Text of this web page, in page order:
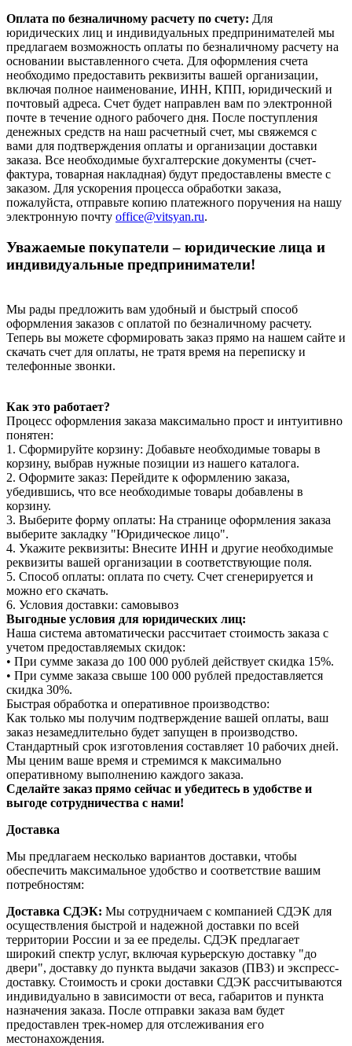
Оплата по безналичному расчету по счету: Для
юридических лиц и индивидуальных предпринимателей мы
предлагаем возможность оплаты по безналичному расчету на
основании выставленного счета. Для оформления счета
необходимо предоставить реквизиты вашей организации,
включая полное наименование, ИНН, КПП, юридический и
почтовый адреса. Счет будет направлен вам по электронной
почте в течение одного рабочего дня. После поступления
денежных средств на наш расчетный счет, мы свяжемся с
вами для подтверждения оплаты и организации доставки
заказа. Все необходимые бухгалтерские документы (счет-
фактура, товарная накладная) будут предоставлены вместе с
заказом. Для ускорения процесса обработки заказа,
пожалуйста, отправьте копию платежного поручения на нашу
электронную почту office@vitsyan.ru.
Уважаемые покупатели – юридические лица и
индивидуальные предприниматели!
Мы рады предложить вам удобный и быстрый способ
оформления заказов с оплатой по безналичному расчету.
Теперь вы можете сформировать заказ прямо на нашем сайте и
скачать счет для оплаты, не тратя время на переписку и
телефонные звонки.
Как это работает?
Процесс оформления заказа максимально прост и интуитивно
понятен:
1. Сформируйте корзину: Добавьте необходимые товары в
корзину, выбрав нужные позиции из нашего каталога.
2. Оформите заказ: Перейдите к оформлению заказа,
убедившись, что все необходимые товары добавлены в
корзину.
3. Выберите форму оплаты: На странице оформления заказа
выберите закладку "Юридическое лицо".
4. Укажите реквизиты: Внесите ИНН и другие необходимые
реквизиты вашей организации в соответствующие поля.
5. Способ оплаты: оплата по счету. Счет сгенерируется и
можно его скачать.
6. Условия доставки: самовывоз
Выгодные условия для юридических лиц:
Наша система автоматически рассчитает стоимость заказа с
учетом предоставляемых скидок:
• При сумме заказа до 100 000 рублей действует скидка 15%.
• При сумме заказа свыше 100 000 рублей предоставляется
скидка 30%.
Быстрая обработка и оперативное производство:
Как только мы получим подтверждение вашей оплаты, ваш
заказ незамедлительно будет запущен в производство.
Стандартный срок изготовления составляет 10 рабочих дней.
Мы ценим ваше время и стремимся к максимально
оперативному выполнению каждого заказа.
Сделайте заказ прямо сейчас и убедитесь в удобстве и
выгоде сотрудничества с нами!
Доставка
Мы предлагаем несколько вариантов доставки, чтобы
обеспечить максимальное удобство и соответствие вашим
потребностям:
Доставка СДЭК: Мы сотрудничаем с компанией СДЭК для
осуществления быстрой и надежной доставки по всей
территории России и за ее пределы. СДЭК предлагает
широкий спектр услуг, включая курьерскую доставку "до
двери", доставку до пункта выдачи заказов (ПВЗ) и экспресс-
доставку. Стоимость и сроки доставки СДЭК рассчитываются
индивидуально в зависимости от веса, габаритов и пункта
назначения заказа. После отправки заказа вам будет
предоставлен трек-номер для отслеживания его
местонахождения.